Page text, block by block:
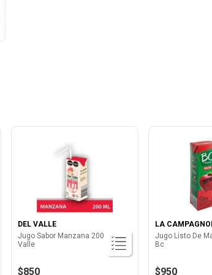
DEL VALLE
Jugo Sabor Manzana 200 Ml Del
Valle
$850
LA
Jugo Listo De
Bc
$950